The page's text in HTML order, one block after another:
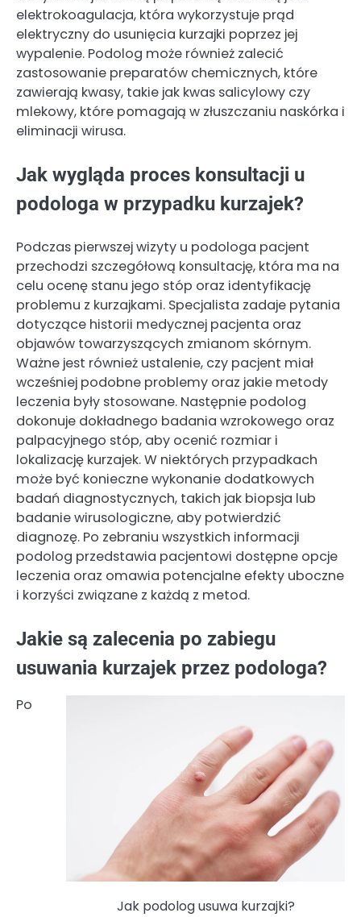
elektrokoagulacja, która wykorzystuje prąd
elektryczny do usunięcia kurzajki poprzez jej
wypalenie. Podolog może również zalecić
zastosowanie preparatów chemicznych, które
zawierają kwasy, takie jak kwas salicylowy czy
mlekowy, które pomagają w złuszczaniu naskórka i
eliminacji wirusa.
Jak wygląda proces konsultacji u
podologa w przypadku kurzajek?
Podczas pierwszej wizyty u podologa pacjent
przechodzi szczegółową konsultację, która ma na
celu ocenę stanu jego stóp oraz identyfikację
problemu z kurzajkami. Specjalista zadaje pytania
dotyczące historii medycznej pacjenta oraz
objawów towarzyszących zmianom skórnym.
Ważne jest również ustalenie, czy pacjent miał
wcześniej podobne problemy oraz jakie metody
leczenia były stosowane. Następnie podolog
dokonuje dokładnego badania wzrokowego oraz
palpacyjnego stóp, aby ocenić rozmiar i
lokalizację kurzajek. W niektórych przypadkach
może być konieczne wykonanie dodatkowych
badań diagnostycznych, takich jak biopsja lub
badanie wirusologiczne, aby potwierdzić
diagnozę. Po zebraniu wszystkich informacji
podolog przedstawia pacjentowi dostępne opcje
leczenia oraz omawia potencjalne efekty uboczne
i korzyści związane z każdą z metod.
Jakie są zalecenia po zabiegu
usuwania kurzajek przez podologa?
Jak podolog usuwa kurzajki?
Po